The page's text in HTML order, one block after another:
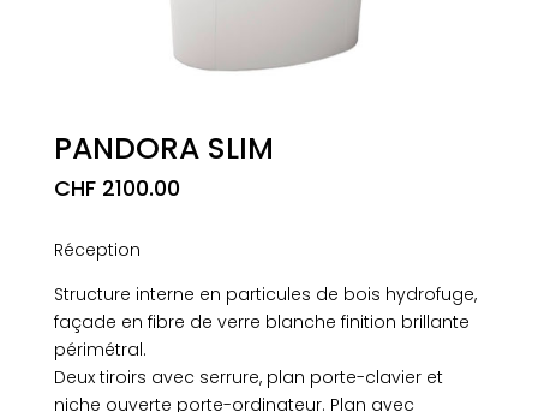
PANDORA SLIM
CHF2100.00
Réception
Structure interne en particules de bois hydrofuge,
façade en fibre de verre blanche finition brillante
périmétral.
Deux tiroirs avec serrure, plan porte-clavier et
niche ouverte porte-ordinateur. Plan avec